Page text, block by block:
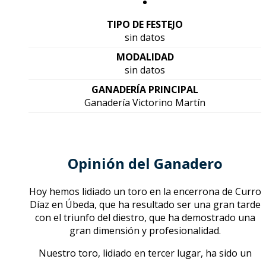
TIPO DE FESTEJO
sin datos
MODALIDAD
sin datos
GANADERÍA PRINCIPAL
Ganadería Victorino Martín
Opinión del Ganadero
Hoy hemos lidiado un toro en la encerrona de Curro
Díaz en Úbeda, que ha resultado ser una gran tarde
con el triunfo del diestro, que ha demostrado una
gran dimensión y profesionalidad.
Nuestro toro, lidiado en tercer lugar, ha sido un